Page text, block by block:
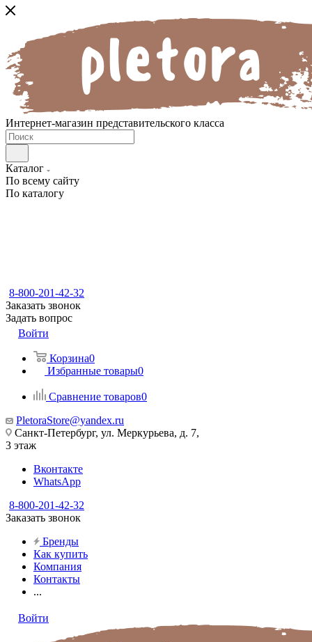
Интернет-магазин представительского класса
Каталог
По всему сайту
По каталогу
8-800-201-42-32
Заказать звонок
Задать вопрос
Войти
Корзина0
Избранные товары0
Сравнение товаров0
PletoraStore@yandex.ru
Санкт-Петербург, ул. Меркурьева, д. 7,
3 этаж
Вконтакте
WhatsApp
8-800-201-42-32
Заказать звонок
Бренды
Как купить
Компания
Контакты
...
Войти